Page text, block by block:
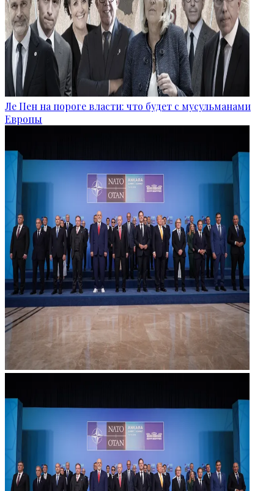
Ле Пен на пороге власти: что будет с мусульманами
Европы